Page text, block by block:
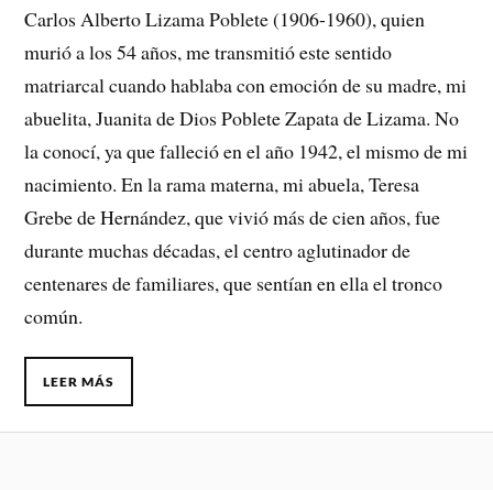
Carlos Alberto Lizama Poblete (1906-1960), quien
murió a los 54 años, me transmitió este sentido
matriarcal cuando hablaba con emoción de su madre, mi
abuelita, Juanita de Dios Poblete Zapata de Lizama. No
la conocí, ya que falleció en el año 1942, el mismo de mi
nacimiento. En la rama materna, mi abuela, Teresa
Grebe de Hernández, que vivió más de cien años, fue
durante muchas décadas, el centro aglutinador de
centenares de familiares, que sentían en ella el tronco
común.
LEER MÁS